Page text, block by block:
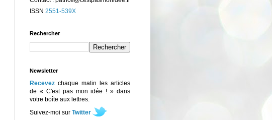
ISSN 2551-539X
Rechercher
Newsletter
Recevez chaque matin les articles
de « C'est pas mon idée ! » dans
votre boîte aux lettres.
Suivez-moi sur Twitter